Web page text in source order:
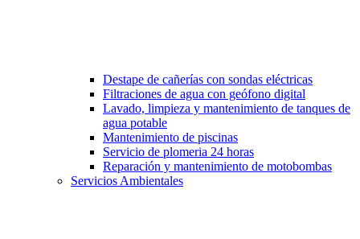
Destape de cañerías con sondas eléctricas
Filtraciones de agua con geófono digital
Lavado, limpieza y mantenimiento de tanques de
agua potable
Mantenimiento de piscinas
Servicio de plomeria 24 horas
Reparación y mantenimiento de motobombas
Servicios Ambientales